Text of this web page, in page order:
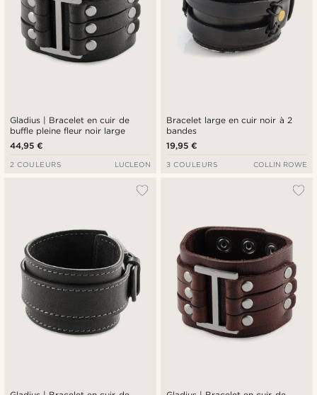
Gladius | Bracelet en cuir de
buffle pleine fleur noir large
44,95 €
2 COULEURS LUCLEON
Bracelet large en cuir noir à 2
bandes
19,95 €
3 COULEURS COLLIN ROWE